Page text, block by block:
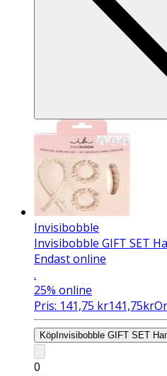
Invisibobble
Invisibobble GIFT SET
Endast online
.
25% online
Pris: 141,75 kr141,75kr
Köp Invisibobble GIFT SET
0